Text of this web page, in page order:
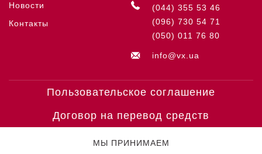
Новости
Контакты
(044) 355 53 46
(096) 730 54 71
(050) 011 76 80
info@vx.ua
Пользовательское соглашение
Договор на перевод средств
МЫ ПРИНИМАЕМ